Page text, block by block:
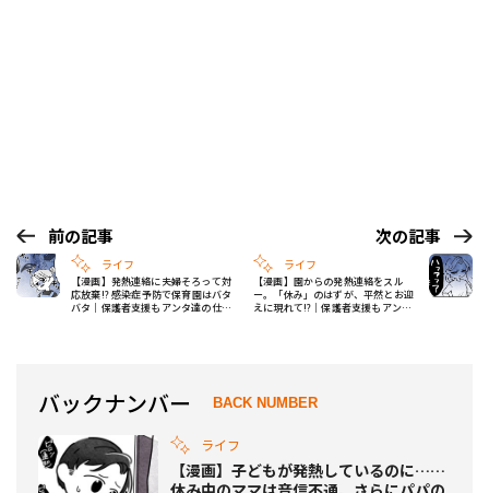
前の記事
ライフ
【漫画】発熱連絡に夫婦そろって対
応放棄!? 感染症予防で保育園はバタ
バタ｜保護者支援もアンタ達の仕事
次の記事
ライフ
【漫画】園からの発熱連絡をスル
ー。「休み」のはずが、平然とお迎
えに現れて!?｜保護者支援もアンタ
バックナンバー BACK NUMBER
ライフ
【漫画】子どもが発熱しているのに……